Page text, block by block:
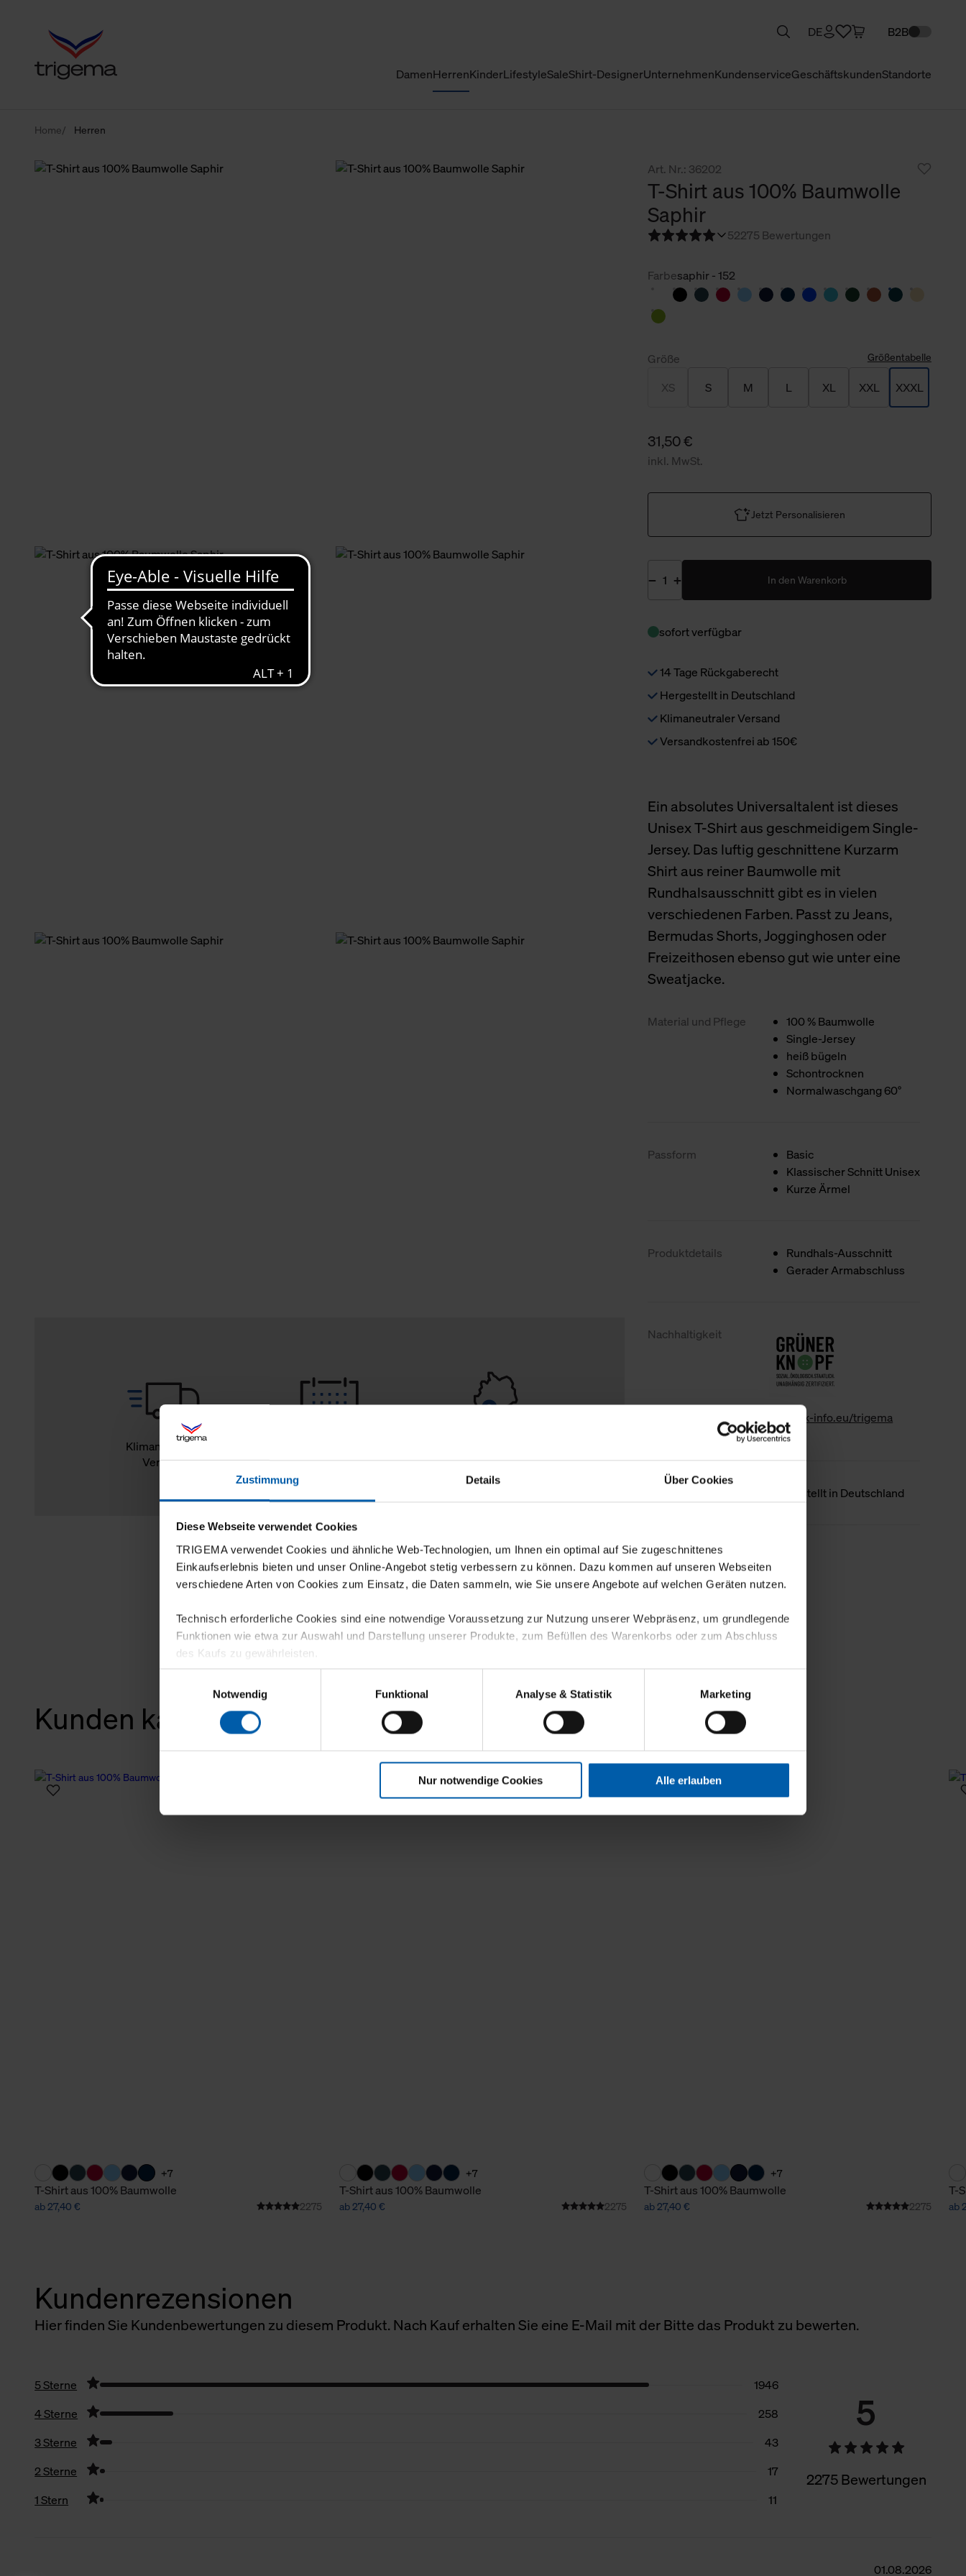
Zustimmung Details Über Cookies
Diese Webseite verwendet Cookies
TRIGEMA verwendet Cookies und ähnliche Web-Technologien, um Ihnen ein optimal auf Sie zugeschnittenes
Einkaufserlebnis bieten und unser Online-Angebot stetig verbessern zu können. Dazu kommen auf unseren Webseiten
verschiedene Arten von Cookies zum Einsatz, die Daten sammeln, wie Sie unsere Angebote auf welchen Geräten nutzen.
Technisch erforderliche Cookies sind eine notwendige Voraussetzung zur Nutzung unserer Webpräsenz, um grundlegende
Funktionen wie etwa zur Auswahl und Darstellung unserer Produkte, zum Befüllen des Warenkorbs oder zum Abschluss
des Kaufs zu gewährleisten.
Für die Darstellung personalisierter Angebote, Anzeigen und Inhalte aufgrund Ihres Nutzerverhaltens und Ihres Profils
sowie für Marketing-, Statistik- und Tracking-Zwecke zur Analyse und Optimierung unserer Webpräsenz speichern wir
personenbezogene Informationen. Diese übermitteln wir in anonymisierter Form an Dritte wie etwa unsere
Klicken Sie auf "Alle erlauben", damit wir alle Cookies und Web-Technologien für Ihr personalisiertes Einkaufserlebnis
verwenden dürfen. Über die jeweiligen Schaltflächen können Sie die Arten der Cookies selbst festlegen, die Sie erlauben
Notwendig
Funktional Analyse & Statistik Marketing
Nur notwendige Cookies Alle erlauben
DamenHerrenKinderLifestyleSaleShirt-DesignerUnternehmenKundenserviceGeschäftskundenStandorte
DE B2B
Home Herren
Klimaneutraler
Versand
Rückgaberecht
Burladingen
Art. Nr.: 36202
T-Shirt aus 100% Baumwolle
Saphir
52275 Bewertungen
Farbesaphir - 152
Größe Größentabelle
XS S M L XL XXL XXXL
31,50 €
inkl. MwSt.
Jetzt Personalisieren
In den Warenkorb
sofort verfügbar
14 Tage Rückgaberecht
Hergestellt in Deutschland
Klimaneutraler Versand
Versandkostenfrei ab 150€
Ein absolutes Universaltalent ist dieses
Unisex T-Shirt aus geschmeidigem Single-
Jersey. Das luftig geschnittene Kurzarm
Shirt aus reiner Baumwolle mit
Rundhalsausschnitt gibt es in vielen
verschiedenen Farben. Passt zu Jeans,
Bermudas Shorts, Jogginghosen oder
Freizeithosen ebenso gut wie unter eine
Sweatjacke.
Material und Pflege
100 % Baumwolle
Single-Jersey
heiß bügeln
Schontrocknen
Normalwaschgang 60°
Passform
Basic
Klassischer Schnitt Unisex
Kurze Ärmel
Produktdetails
Rundhals-Ausschnitt
Gerader Armabschluss
Nachhaltigkeit
www.gk-info.eu/trigema
Hergestellt in Deutschland
Weniger Details
Kunden kauften auch
+7
T-Shirt aus 100% Baumwolle
ab 27,40 € 2275
+7
T-Shirt aus 100% Baumwolle
ab 27,40 € 2275
+7
T-Shirt aus 100% Baumwolle
ab 27,40 € 2275
T-
ab
Kundenrezensionen
Hier finden Sie Kundenbewertungen zu diesem Produkt. Nach Kauf erhalten Sie eine E-Mail mit der Bitte das Produkt zu bewerten.
5
2275 Bewertungen
5 Sterne
1946
4 Sterne
258
3 Sterne
43
2 Sterne
17
1 Stern
11
01.08.2026